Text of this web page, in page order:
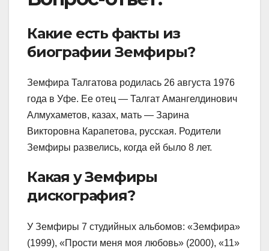
Какие есть факты из
биографии Земфиры?
Земфира Талгатова родилась 26 августа 1976
года в Уфе. Ее отец — Талгат Амангелдинович
Алмухаметов, казах, мать — Зарина
Викторовна Карапетова, русская. Родители
Земфиры развелись, когда ей было 8 лет.
Какая у Земфиры
дискография?
У Земфиры 7 студийных альбомов: «Земфира»
(1999), «Прости меня моя любовь» (2000), «11»